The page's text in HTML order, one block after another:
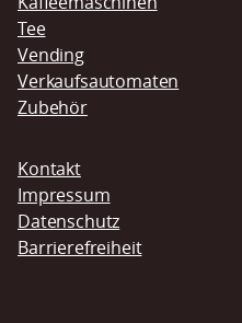
Tee
Vending
Verkaufsautomaten
Zubehör
Navigation
überspringen
Kontakt
Impressum
Datenschutz
Barrierefreiheit